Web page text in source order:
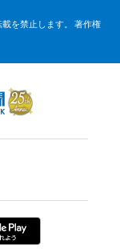
を禁止します。 著作権